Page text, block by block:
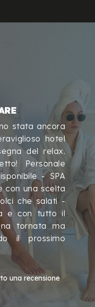
stata ancora
hotel
del relax.
Personale
- SPA
con una scelta
che salati -
e con tutto il
tornata ma
il prossimo
una recensione